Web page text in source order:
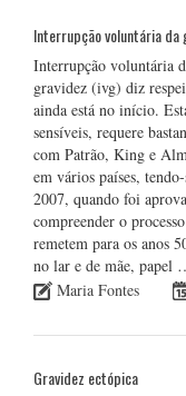
Interrupção voluntária da
Interrupção voluntária
gravidez (ivg) diz
ainda está no início.
sensíveis, requere
com Patrão, King e
em vários países,
2007, quando foi
compreender o
remetem para os anos
no lar e de mãe, papel
Maria Fontes
Gravidez ectópica